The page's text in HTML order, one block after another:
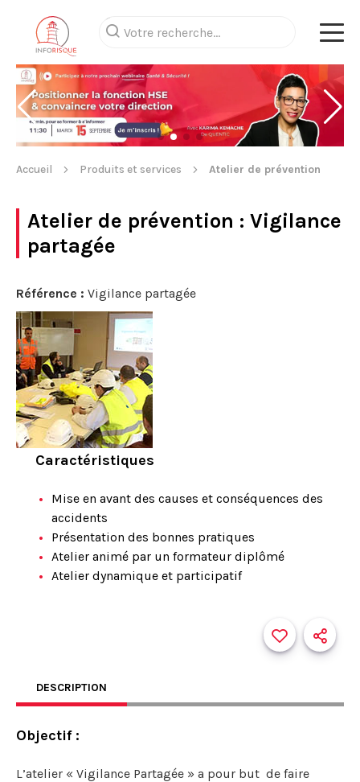
Accueil Produits et services Atelier de prévention
Atelier de prévention : Vigilance
partagée
Référence : Vigilance partagée
Caractéristiques
Mise en avant des causes et conséquences des
accidents
Présentation des bonnes pratiques
Atelier animé par un formateur diplômé
Atelier dynamique et participatif
DESCRIPTION
Objectif :
L’atelier « Vigilance Partagée » a pour but de faire